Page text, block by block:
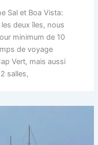
Sal et Boa Vista:
deux îles, nous
minimum de 10
de voyage
Vert, mais aussi
salles,